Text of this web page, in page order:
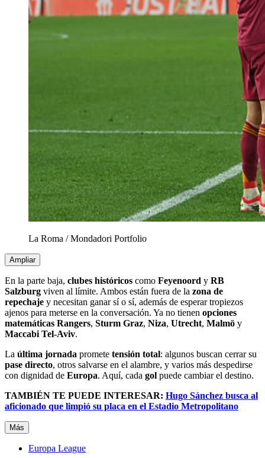
La Roma /Mondadori Portfolio
Ampliar
En la parte baja, clubes históricos como Feyenoord y RB
Salzburg viven al límite. Ambos están fuera de la zona de
repechaje y necesitan ganar sí o sí, además de esperar tropiezos
ajenos para meterse en la conversación. Ya no tienen opciones
matemáticas Rangers, Sturm Graz, Niza, Utrecht, Malmö y
Maccabi Tel-Aviv.
La última jornada promete tensión total: algunos buscan cerrar su
pase directo, otros salvarse en el alambre, y varios más despedirse
con dignidad de Europa. Aquí, cada gol puede cambiar el destino.
TAMBIÉN TE PUEDE INTERESAR: Hugo Sánchez busca al
aficionado que limpió su placa en el Estadio Metropolitano
Más
Europa League